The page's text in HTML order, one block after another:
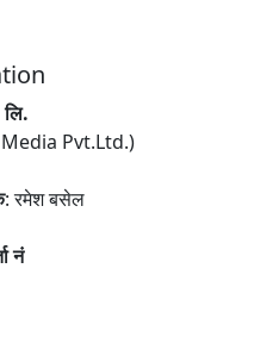
लि.
Pvt.Ltd.)
: रमेश बसेल
नं